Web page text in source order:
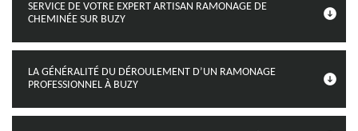
SERVICE DE VOTRE EXPERT ARTISAN RAMONAGE DE
CHEMINÉE SUR BUZY
LA GÉNÉRALITÉ DU DÉROULEMENT D’UN RAMONAGE
PROFESSIONNEL À BUZY